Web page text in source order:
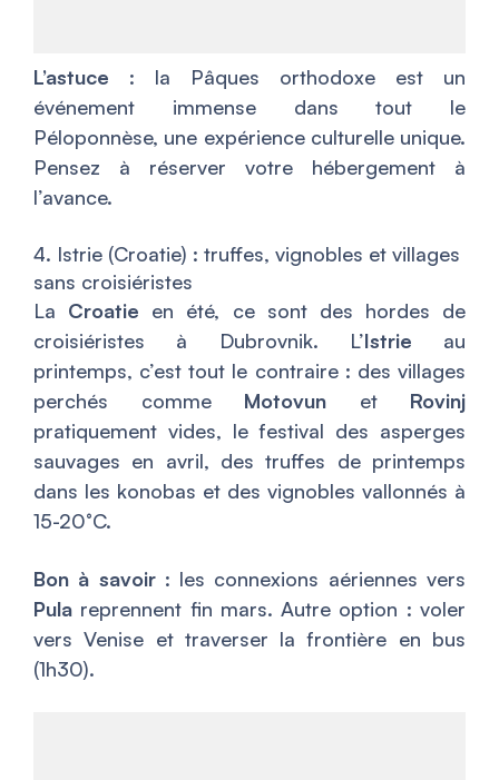
L’astuce : la Pâques orthodoxe est un
événement immense dans tout le
Péloponnèse, une expérience culturelle unique.
Pensez à réserver votre hébergement à
l’avance.
4. Istrie (Croatie) : truffes, vignobles et villages
sans croisiéristes
La Croatie en été, ce sont des hordes de
croisiéristes à Dubrovnik. L’Istrie au
printemps, c’est tout le contraire : des villages
perchés comme Motovun et Rovinj
pratiquement vides, le festival des asperges
sauvages en avril, des truffes de printemps
dans les konobas et des vignobles vallonnés à
15-20°C.
Bon à savoir: les connexions aériennes vers
Pula reprennent fin mars. Autre option : voler
vers Venise et traverser la frontière en bus
(1h30).